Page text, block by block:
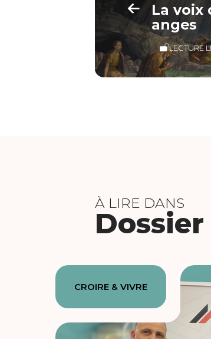
La voix
anges
LECTURE
À LIRE DANS
CROIRE & VIVRE